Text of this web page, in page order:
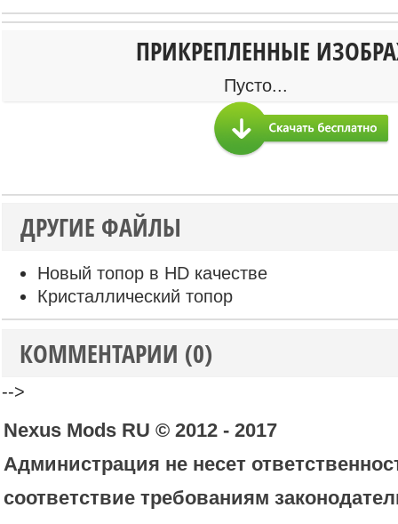
ПРИКРЕПЛЕННЫЕ
Пусто...
ДРУГИЕ ФАЙЛЫ
Новый топор в HD качестве
Кристаллический топор
КОММЕНТАРИИ (0)
-->
Nexus Mods RU © 2012 - 2017
Администрация не несет
соответствие требованиям